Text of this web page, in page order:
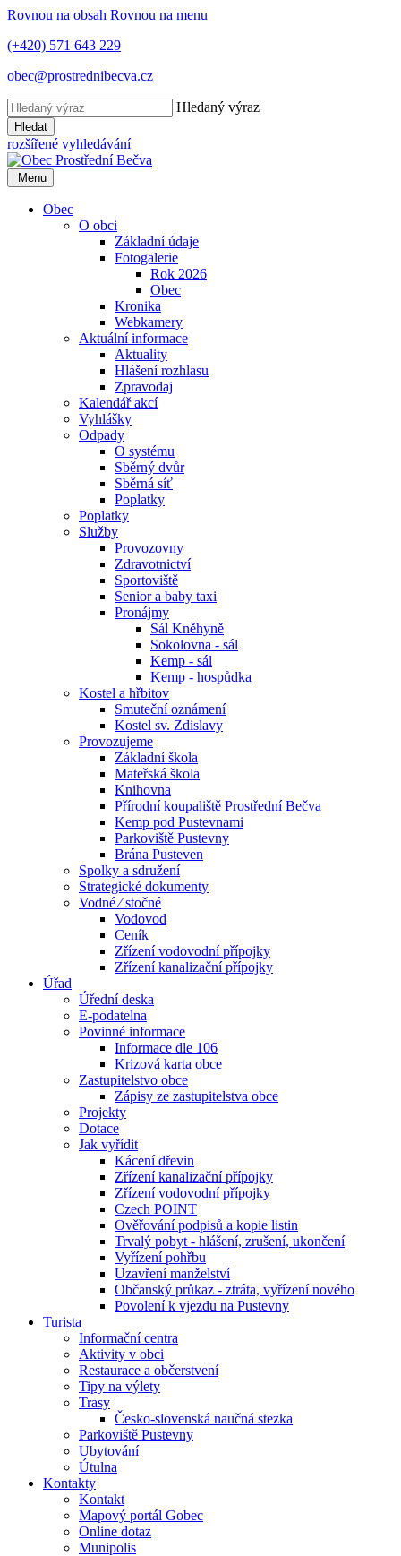
Rovnou na obsah Rovnou na menu
(+420) 571 643 229
obec@prostrednibecva.cz
Hledaný výraz
Hledat
rozšířené vyhledávání
Menu
Obec
O obci
Základní údaje
Fotogalerie
Rok 2026
Obec
Kronika
Webkamery
Aktuální informace
Aktuality
Hlášení rozhlasu
Zpravodaj
Kalendář akcí
Vyhlášky
Odpady
O systému
Sběrný dvůr
Sběrná síť
Poplatky
Poplatky
Služby
Provozovny
Zdravotnictví
Sportoviště
Senior a baby taxi
Pronájmy
Sál Kněhyně
Sokolovna - sál
Kemp - sál
Kemp - hospůdka
Kostel a hřbitov
Smuteční oznámení
Kostel sv. Zdislavy
Provozujeme
Základní škola
Mateřská škola
Knihovna
Přírodní koupaliště Prostřední Bečva
Kemp pod Pustevnami
Parkoviště Pustevny
Brána Pusteven
Spolky a sdružení
Strategické dokumenty
Vodné ⁄ stočné
Vodovod
Ceník
Zřízení vodovodní přípojky
Zřízení kanalizační přípojky
Úřad
Úřední deska
E-podatelna
Povinné informace
Informace dle 106
Krizová karta obce
Zastupitelstvo obce
Zápisy ze zastupitelstva obce
Projekty
Dotace
Jak vyřídit
Kácení dřevin
Zřízení kanalizační přípojky
Zřízení vodovodní přípojky
Czech POINT
Ověřování podpisů a kopie listin
Trvalý pobyt - hlášení, zrušení, ukončení
Vyřízení pohřbu
Uzavření manželství
Občanský průkaz - ztráta, vyřízení nového
Povolení k vjezdu na Pustevny
Turista
Informační centra
Aktivity v obci
Restaurace a občerstvení
Tipy na výlety
Trasy
Česko-slovenská naučná stezka
Parkoviště Pustevny
Ubytování
Útulna
Kontakty
Kontakt
Mapový portál Gobec
Online dotaz
Munipolis